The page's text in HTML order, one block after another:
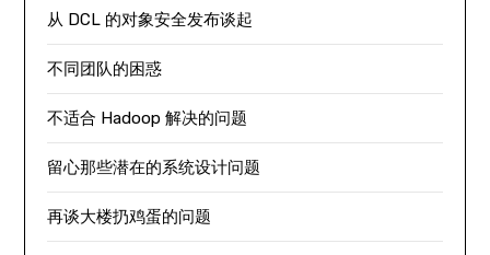
从 DCL 的对象安全发布谈起
不同团队的困惑
不适合 Hadoop 解决的问题
留心那些潜在的系统设计问题
再谈大楼扔鸡蛋的问题